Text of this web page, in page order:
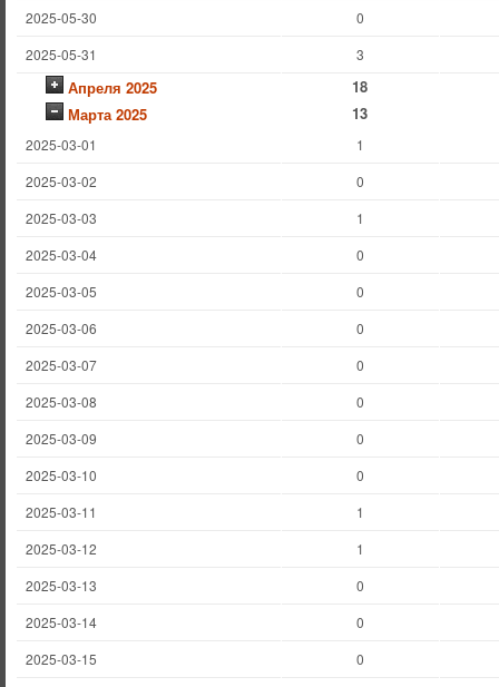
2025-05-30
0
2025-05-31
3
Апреля 2025
18
Марта 2025
13
2025-03-01
1
2025-03-02
0
2025-03-03
1
2025-03-04
0
2025-03-05
0
2025-03-06
0
2025-03-07
0
2025-03-08
0
2025-03-09
0
2025-03-10
0
2025-03-11
1
2025-03-12
1
2025-03-13
0
2025-03-14
0
2025-03-15
0